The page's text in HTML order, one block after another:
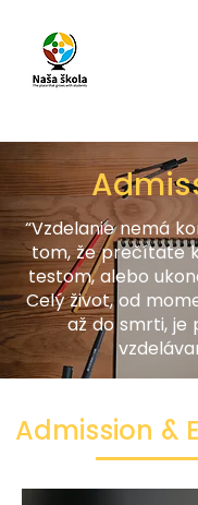
“Vzdelanie nemá
tom, že prečítate
testom, alebo
Celý život, od
až do smrti, je
Admission &